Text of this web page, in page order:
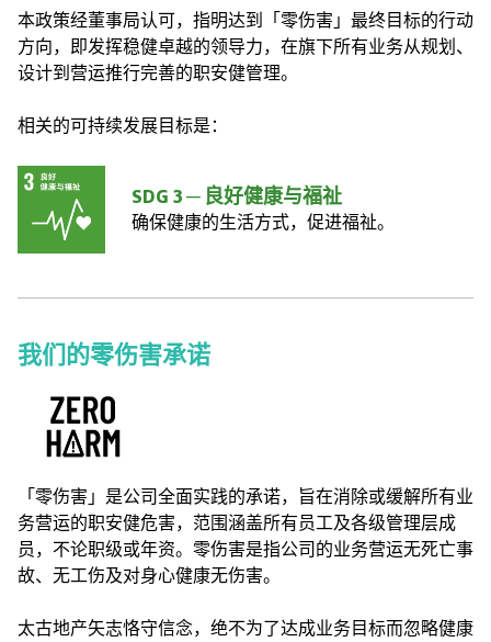
本政策经董事局认可，指明达到「零伤害」最终目标的行动
方向，即发挥稳健卓越的领导力，在旗下所有业务从规划、
设计到营运推行完善的职安健管理。
相关的可持续发展目标是：
SDG 3 ─ 良好健康与福祉
确保健康的生活方式，促进福祉。
我们的零伤害承诺
「零伤害」是公司全面实践的承诺，旨在消除或缓解所有业
务营运的职安健危害，范围涵盖所有员工及各级管理层成
员，不论职级或年资。零伤害是指公司的业务营运无死亡事
故、无工伤及对身心健康无伤害。
太古地产矢志恪守信念，绝不为了达成业务目标而忽略健康